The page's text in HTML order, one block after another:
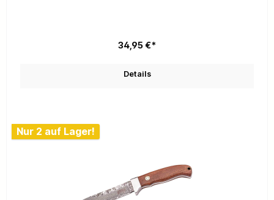
34,95 €*
Details
Nur 2 auf Lager!